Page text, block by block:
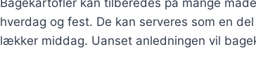
Bagekartofler kan tilberedes på mange
hverdag og fest. De kan serveres som en
lækker middag. Uanset anledningen vil